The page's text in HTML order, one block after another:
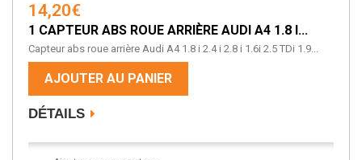
14,20€
1 CAPTEUR ABS ROUE ARRIÈRE AUDI A4 1.8 I...
Capteur abs roue arrière Audi A4 1.8 i 2.4 i 2.8 i 1.6i 2.5 TDi 1.9...
AJOUTER AU PANIER
DÉTAILS